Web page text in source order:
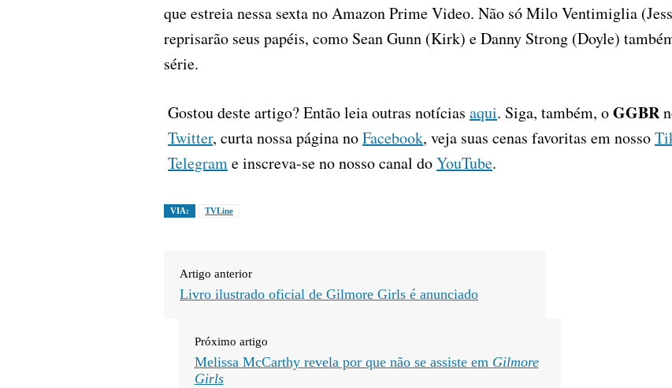
que estreia nessa sexta no Amazon Prime Video. Não só Milo Ventimiglia
reprisarão seus papéis, como Sean Gunn (Kirk) e Danny Strong (Doyle)
série.
Gostou deste artigo? Então leia outras notícias aqui. Siga, também, oGGBR
Twitter, curta nossa página noFacebook, veja suas cenas favoritas em nosso
Telegrame inscreva-se no nosso canal doYouTube.
VIA: TVLine
Artigo anterior
Livro ilustrado oficial de Gilmore Girls é anunciado
Próximo artigo
Melissa McCarthy revela por que não se assiste em Gilmore
Girls